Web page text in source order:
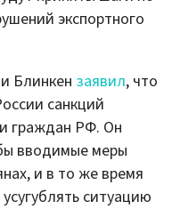
экспортного
Блинкен заявил, что
санкций
граждан РФ. Он
вводимые меры
и в то же время
ситуацию